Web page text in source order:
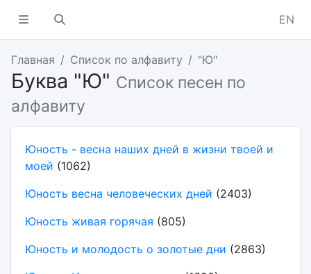
EN
Главная Список по алфавиту "Ю"
Буква "Ю" Список песен по
алфавиту
Юность - весна наших дней в жизни твоей и
моей (1062)
Юность весна человеческих дней (2403)
Юность живая горячая (805)
Юность и молодость о золотые дни (2863)